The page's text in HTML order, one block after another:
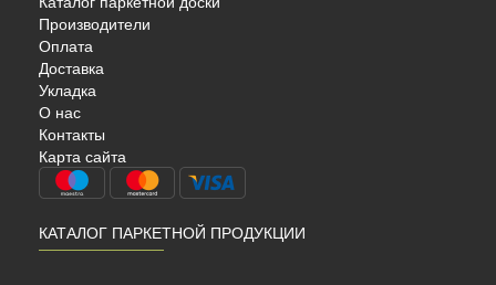
Производители
Оплата
Доставка
Укладка
О нас
Контакты
Карта сайта
КАТАЛОГ ПАРКЕТНОЙ ПРОДУКЦИИ